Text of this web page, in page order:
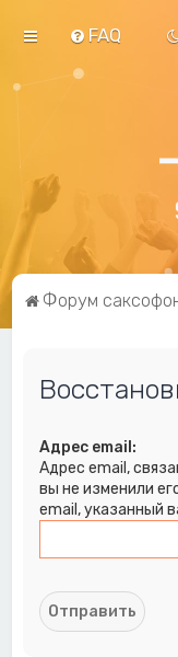
FAQ
Форум
Адрес email:
Адрес email,
вы не изменили
email, указанный